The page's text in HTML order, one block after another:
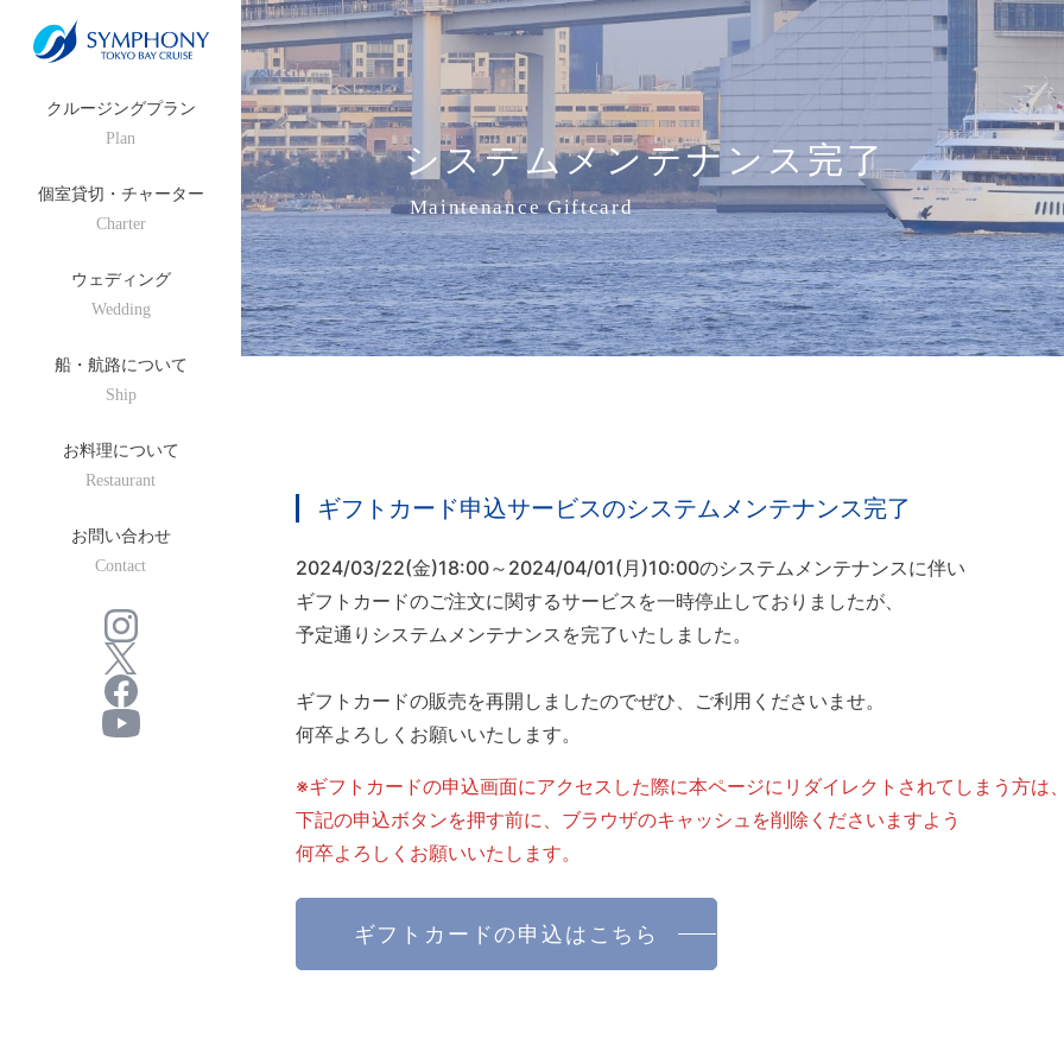
クルージングプラン
Plan
個室貸切・チャーター
Charter
ウェディング
Wedding
船・航路について
Ship
お料理について
Restaurant
お問い合わせ
Contact
システムメンテナンス完了
Maintenance Giftcard
ギフトカード申込サービスのシステムメンテナンス完了
2024/03/22(金)18:00～2024/04/01(月)10:00のシステムメンテナンスに伴い
ギフトカードのご注文に関するサービスを一時停止しておりましたが、
予定通りシステムメンテナンスを完了いたしました。
ギフトカードの販売を再開しましたのでぜひ、ご利用くださいませ。
何卒よろしくお願いいたします。
※ギフトカードの申込画面にアクセスした際に本ページにリダイレクトされてしまう方は、
下記の申込ボタンを押す前に、ブラウザのキャッシュを削除くださいますよう
何卒よろしくお願いいたします。
ギフトカードの申込はこちら